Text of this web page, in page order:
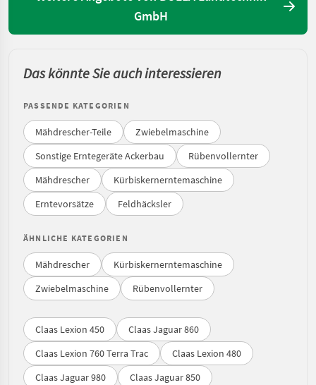
GmbH
Das könnte Sie auch interessieren
PASSENDE KATEGORIEN
Mähdrescher-Teile
Zwiebelmaschine
Sonstige Erntegeräte Ackerbau
Rübenvollernter
Mähdrescher
Kürbiskernerntemaschine
Erntevorsätze
Feldhäcksler
ÄHNLICHE KATEGORIEN
Mähdrescher
Kürbiskernerntemaschine
Zwiebelmaschine
Rübenvollernter
Claas Lexion 450
Claas Jaguar 860
Claas Lexion 760 Terra Trac
Claas Lexion 480
Claas Jaguar 980
Claas Jaguar 850